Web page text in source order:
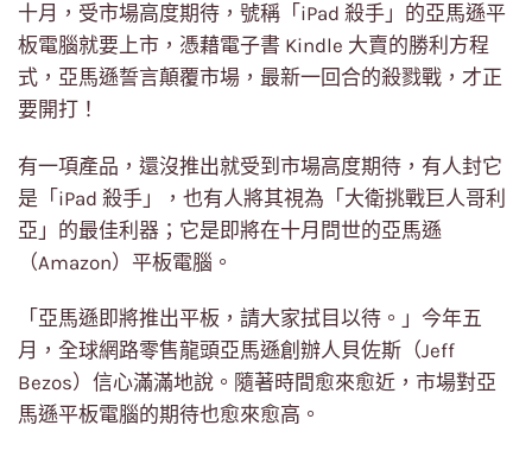
十月，受市場高度期待，號稱「iPad 殺手」的亞馬遜平
板電腦就要上市，憑藉電子書 Kindle 大賣的勝利方程
式，亞馬遜誓言顛覆市場，最新一回合的殺戮戰，才正
要開打！
有一項產品，還沒推出就受到市場高度期待，有人封它
是「iPad 殺手」，也有人將其視為「大衛挑戰巨人哥利
亞」的最佳利器；它是即將在十月問世的亞馬遜
（Amazon）平板電腦。
「亞馬遜即將推出平板，請大家拭目以待。」今年五
月，全球網路零售龍頭亞馬遜創辦人貝佐斯（Jeff
Bezos）信心滿滿地說。隨著時間愈來愈近，市場對亞
馬遜平板電腦的期待也愈來愈高。